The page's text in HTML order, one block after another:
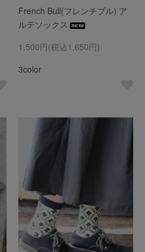
French Bull(フレンチブル) ア
ルテソックス
1,500円(税込1,650円)
3color